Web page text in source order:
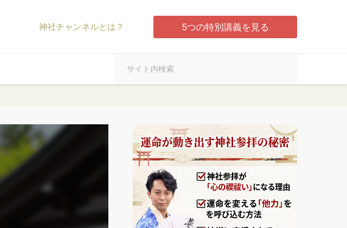
神社チャンネルとは？ 5つの特別講義を見る